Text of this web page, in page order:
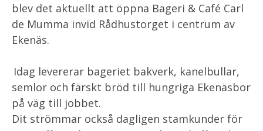
blev det aktuellt att öppna Bageri & Café Carl
de Mumma invid Rådhustorget i centrum av
Ekenäs.
Idag levererar bageriet bakverk, kanelbullar,
semlor och färskt bröd till hungriga Ekenäsbor
på väg till jobbet.
Dit strömmar också dagligen stamkunder för